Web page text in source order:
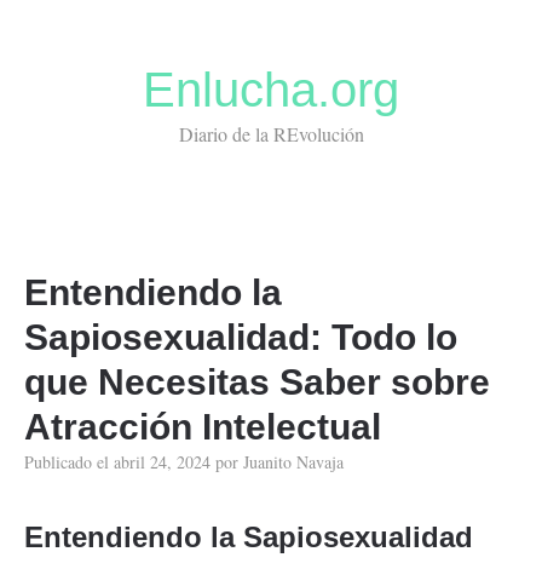
Enlucha.org
Diario de la REvolución
Entendiendo la
Sapiosexualidad: Todo lo
que Necesitas Saber sobre
Atracción Intelectual
Publicado el abril 24, 2024 por Juanito Navaja
Entendiendo la Sapiosexualidad